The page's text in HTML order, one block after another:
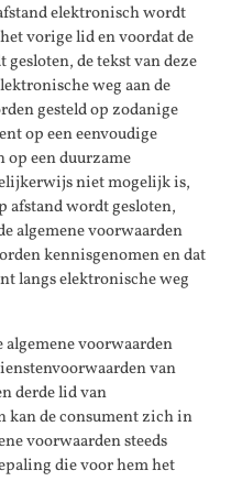
elektronisch wordt
vorige lid en voordat de
de tekst van deze
weg aan de
gesteld op zodanige
op een eenvoudige
op een duurzame
niet mogelijk is,
afstand wordt gesloten,
algemene voorwaarden
kennisgenomen en dat
langs elektronische weg
algemene voorwaarden
van
derde lid van
kan de consument zich in
voorwaarden steeds
die voor hem het